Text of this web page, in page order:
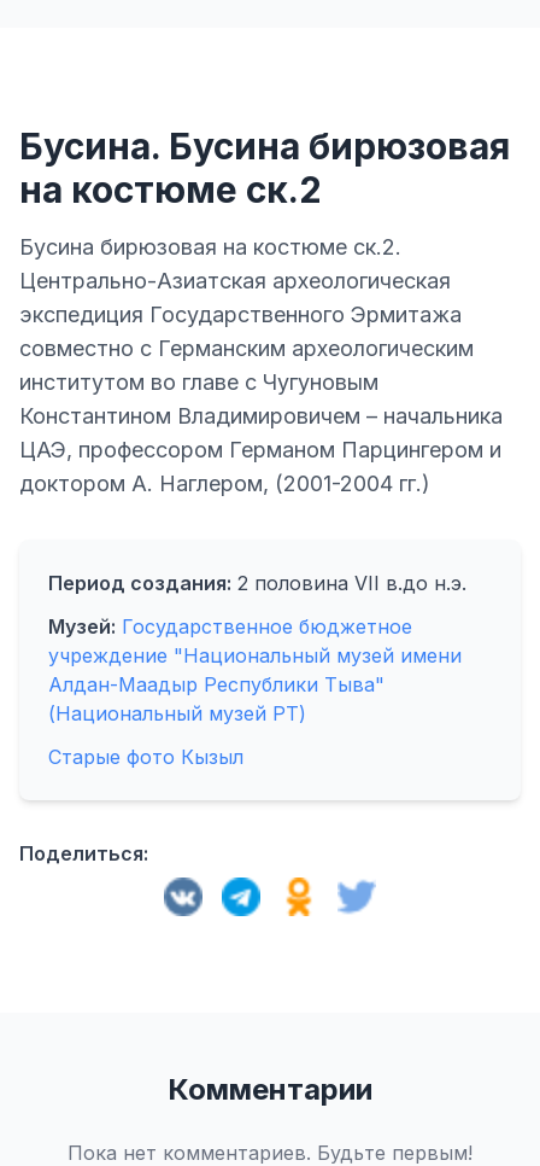
Бусина. Бусина бирюзовая
на костюме ск.2
Бусина бирюзовая на костюме ск.2.
Центрально-Азиатская археологическая
экспедиция Государственного Эрмитажа
совместно с Германским археологическим
институтом во главе с Чугуновым
Константином Владимировичем – начальника
ЦАЭ, профессором Германом Парцингером и
доктором А. Наглером, (2001-2004 гг.)
Период создания: 2 половина VII в.до н.э.
Музей: Государственное бюджетное
учреждение "Национальный музей имени
Алдан-Маадыр Республики Тыва"
(Национальный музей РТ)
Старые фото Кызыл
Поделиться:
Комментарии
Пока нет комментариев. Будьте первым!